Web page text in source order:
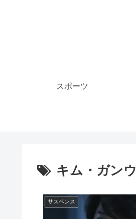
スポーツ
キム・ガンウ
サスペンス